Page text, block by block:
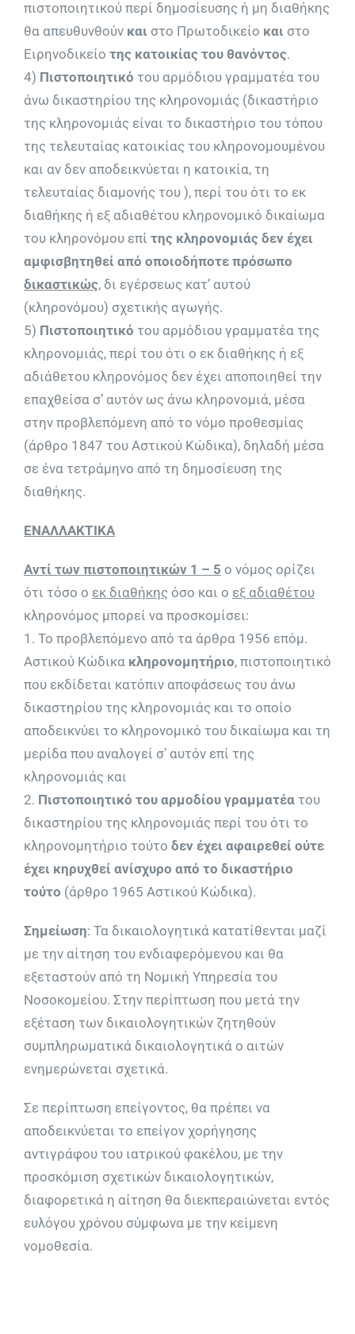
πιστοποιητικού περί δημοσίευσης ή μη διαθήκης
θα απευθυνθούν και στο Πρωτοδικείο και στο
Ειρηνοδικείο της κατοικίας του θανόντος.
4) Πιστοποιητικό του αρμόδιου γραμματέα του
άνω δικαστηρίου της κληρονομιάς (δικαστήριο
της κληρονομιάς είναι το δικαστήριο του τόπου
της τελευταίας κατοικίας του κληρονομουμένου
και αν δεν αποδεικνύεται η κατοικία, τη
τελευταίας διαμονής του ), περί του ότι το εκ
διαθήκης ή εξ αδιαθέτου κληρονομικό δικαίωμα
του κληρονόμου επί της κληρονομιάς δεν έχει
αμφισβητηθεί από οποιοδήποτε πρόσωπο
δικαστικώς, δι εγέρσεως κατ’ αυτού
(κληρονόμου) σχετικής αγωγής.
5) Πιστοποιητικό του αρμόδιου γραμματέα της
κληρονομιάς, περί του ότι ο εκ διαθήκης ή εξ
αδιάθετου κληρονόμος δεν έχει αποποιηθεί την
επαχθείσα σ’ αυτόν ως άνω κληρονομιά, μέσα
στην προβλεπόμενη από το νόμο προθεσμίας
(άρθρο 1847 του Αστικού Κώδικα), δηλαδή μέσα
σε ένα τετράμηνο από τη δημοσίευση της
διαθήκης.
ΕΝΑΛΛΑΚΤΙΚΑ
Αντί των πιστοποιητικών 1 – 5 ο νόμος ορίζει
ότι τόσο ο εκ διαθήκης όσο και ο εξ αδιαθέτου
κληρονόμος μπορεί να προσκομίσει:
1. Το προβλεπόμενο από τα άρθρα 1956 επόμ.
Αστικού Κώδικα κληρονομητήριο, πιστοποιητικό
που εκδίδεται κατόπιν αποφάσεως του άνω
δικαστηρίου της κληρονομιάς και το οποίο
αποδεικνύει το κληρονομικό του δικαίωμα και τη
μερίδα που αναλογεί σ’ αυτόν επί της
κληρονομιάς και
2. Πιστοποιητικό του αρμοδίου γραμματέατου
δικαστηρίου της κληρονομιάς περί του ότι το
κληρονομητήριο τούτο δεν έχει αφαιρεθεί ούτε
έχει κηρυχθεί ανίσχυρο από το δικαστήριο
τούτο (άρθρο 1965 Αστικού Κώδικα).
Σημείωση: Τα δικαιολογητικά κατατίθενται μαζί
με την αίτηση του ενδιαφερόμενου και θα
εξεταστούν από τη Νομική Υπηρεσία του
Νοσοκομείου. Στην περίπτωση που μετά την
εξέταση των δικαιολογητικών ζητηθούν
συμπληρωματικά δικαιολογητικά ο αιτών
ενημερώνεται σχετικά.
Σε περίπτωση επείγοντος, θα πρέπει να
αποδεικνύεται το επείγον χορήγησης
αντιγράφου του ιατρικού φακέλου, με την
προσκόμιση σχετικών δικαιολογητικών,
διαφορετικά η αίτηση θα διεκπεραιώνεται εντός
ευλόγου χρόνου σύμφωνα με την κείμενη
νομοθεσία.